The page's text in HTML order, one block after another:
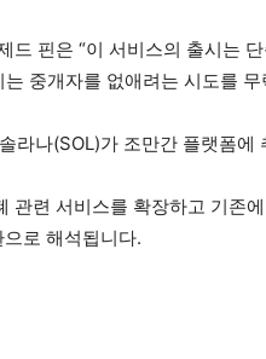
드 핀은 “이 서비스의 출시는
중개자를 없애려는 시도를
라나(SOL)가 조만간 플랫폼에
관련 서비스를 확장하고 기존
로 해석됩니다.